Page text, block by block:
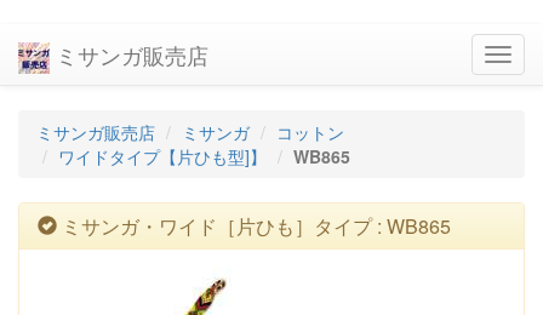
ミサンガ販売店
ミサンガ販売店 ミサンガ
コットン
ワイドタイプ【片ひも型]】
WB865
ミサンガ・ワイド［片ひも］タイプ : WB865